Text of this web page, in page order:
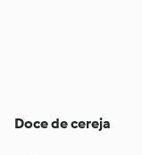
Doce de cereja